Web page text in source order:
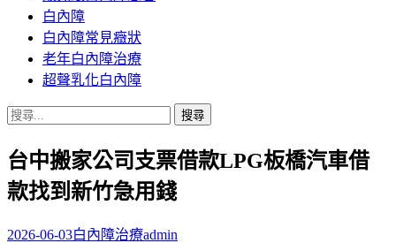
白內障
白內障常見癥狀
老年白內障治療
超聲乳化白內障
搜
關
鍵
字:
台中搬家公司支票借款LPG板橋汽車借
款找到新竹急用錢
2026-06-03白內障治療admin